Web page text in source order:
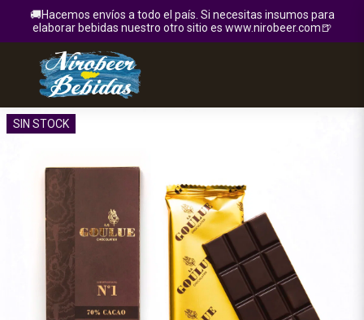
🚚Hacemos envíos a todo el país. Si necesitas insumos para
elaborar bebidas nuestro otro sitio es www.nirobeer.com🍺
SIN STOCK